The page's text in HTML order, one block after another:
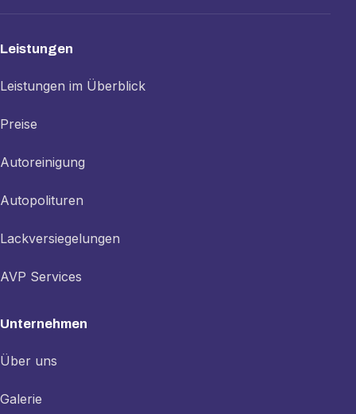
Leistungen
Leistungen im Überblick
Preise
Autoreinigung
Autopolituren
Lackversiegelungen
AVP Services
Unternehmen
Über uns
Galerie